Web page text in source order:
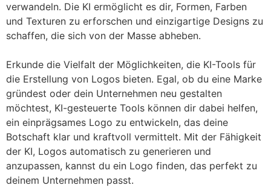
verwandeln. Die KI ermöglicht es dir, Formen, Farben
und Texturen zu erforschen und einzigartige Designs zu
schaffen, die sich von der Masse abheben.
Erkunde die Vielfalt der Möglichkeiten, die KI-Tools für
die Erstellung von Logos bieten. Egal, ob du eine Marke
gründest oder dein Unternehmen neu gestalten
möchtest, KI-gesteuerte Tools können dir dabei helfen,
ein einprägsames Logo zu entwickeln, das deine
Botschaft klar und kraftvoll vermittelt. Mit der Fähigkeit
der KI, Logos automatisch zu generieren und
anzupassen, kannst du ein Logo finden, das perfekt zu
deinem Unternehmen passt.